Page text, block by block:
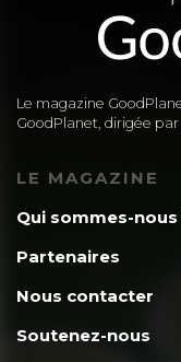
Le magazine
GoodPlanet, dirigée
LE MAGAZINE
Qui sommes-nous
Partenaires
Nous contacter
Soutenez-nous